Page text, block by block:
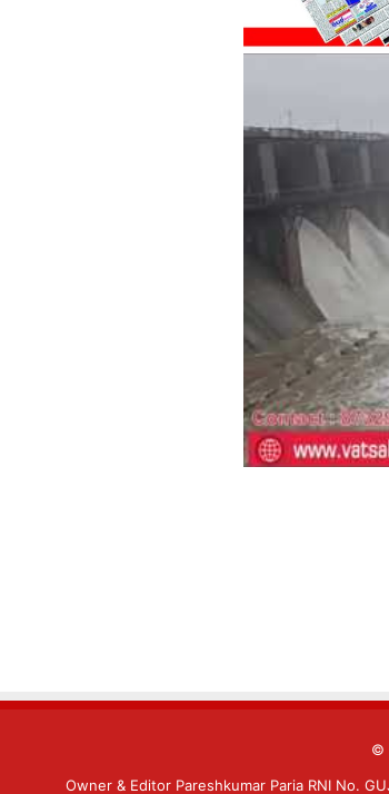
©
Owner & Editor Pareshkumar Paria RNI No.